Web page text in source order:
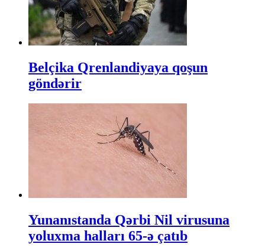
Belçika Qrenlandiyaya qoşun
göndərir
Yunanıstanda Qərbi Nil virusuna
yoluxma halları 65-ə çatıb